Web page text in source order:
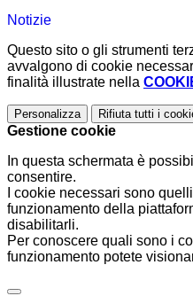
Notizie
Questo sito o gli strumenti
avvalgono di cookie
finalità illustrate nella
Personalizza Rifiuta tutti i
Gestione cookie
In questa schermata è
consentire.
I cookie necessari sono
funzionamento della
disabilitarli.
Per conoscere quali sono i
funzionamento potete